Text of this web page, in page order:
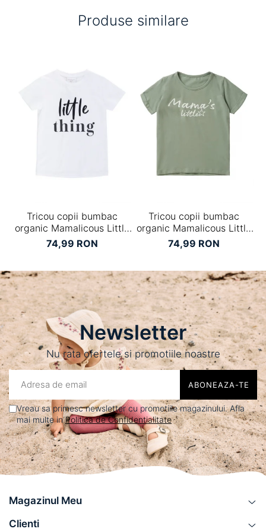
Produse similare
Tricou copii bumbac
organic Mamalicous Little
Anora
74,99 RON
Tricou copii bumbac
organic Mamalicous Little
Lucca
74,99 RON
Newsletter
Nu rata ofertele si promotiile noastre
Vreau sa primesc newsletter cu promotiile magazinului. Afla
mai multe inPolitica de Confidentialitate
Magazinul Meu
Clienti